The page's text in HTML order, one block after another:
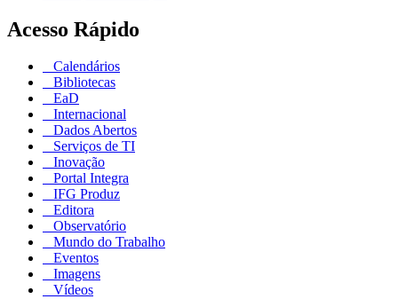
Acesso Rápido
Calendários
Bibliotecas
EaD
Internacional
Dados Abertos
Serviços de TI
Inovação
Portal Integra
IFG Produz
Editora
Observatório
Mundo do Trabalho
Eventos
Imagens
Vídeos